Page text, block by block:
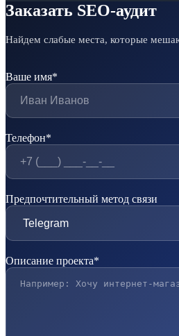
Заказать SEO-аудит
Найдем слабые места, которые
Ваше имя*
Телефон*
Предпочтительный метод связи
Описание проекта*